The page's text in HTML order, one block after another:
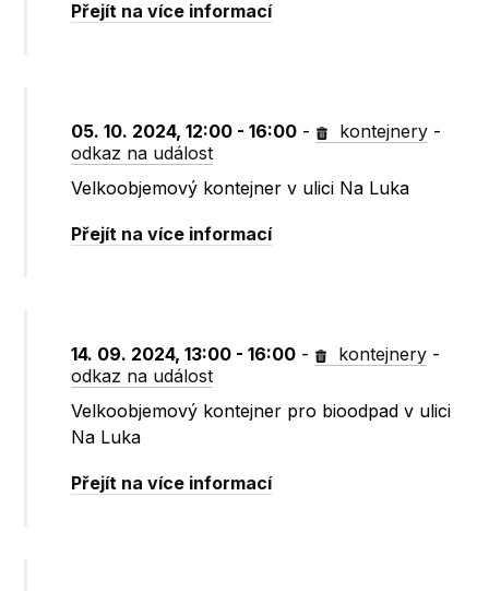
Přejít na více informací
05. 10. 2024, 12:00 - 16:00 - kontejnery -
odkaz na událost
Velkoobjemový kontejner v ulici Na Luka
Přejít na více informací
14. 09. 2024, 13:00 - 16:00 - kontejnery -
odkaz na událost
Velkoobjemový kontejner pro bioodpad v ulici
Na Luka
Přejít na více informací